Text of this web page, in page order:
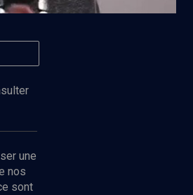
d'une poésie moderniste
une
nos
sont